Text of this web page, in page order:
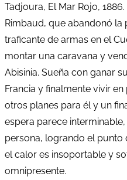
Tadjoura, El Mar Rojo,
Rimbaud, que abandonó la
traficante de armas en el
montar una caravana y
Abisinia. Sueña con ganar
Francia y finalmente vivir
otros planes para él y un
espera parece
persona, logrando el punto
el calor es insoportable y
omnipresente.